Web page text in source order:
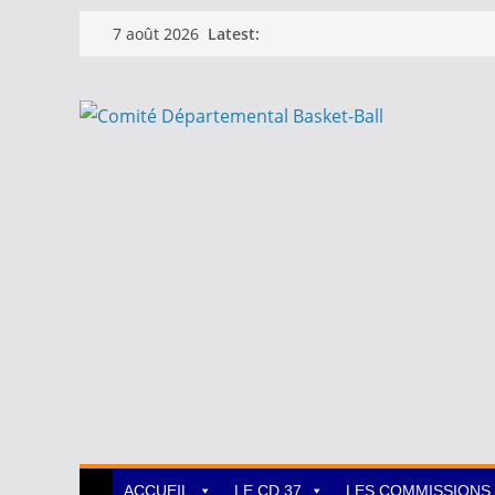
Passer7 août 2026 Latest:
ACCUEIL LE CD 37 LES COMMISSIONS